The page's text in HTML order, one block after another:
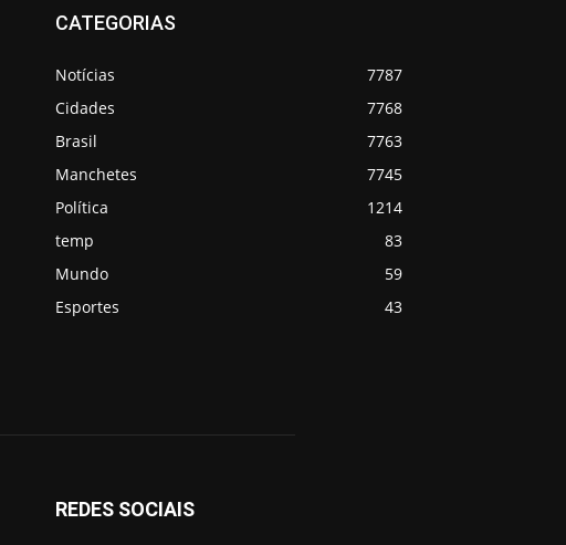
CATEGORIAS
Notícias
7787
Cidades
7768
Brasil
7763
Manchetes
7745
Política
1214
temp
83
Mundo
59
Esportes
43
REDES SOCIAIS